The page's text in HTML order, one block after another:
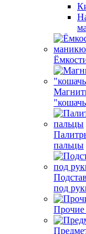
пальцы
под
Прочие